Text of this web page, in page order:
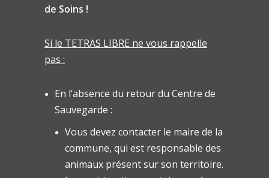
de Soins !
Si le TETRAS LIBRE ne vous rappelle
pas :
En l’absence du retour du Centre de
Sauvegarde :
Vous devez contacter le maire de la
commune, qui est responsable des
animaux présent sur son territoire.